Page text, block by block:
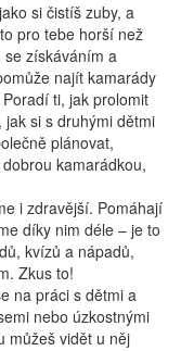
si čistíš zuby, a
pro tebe horší než
se získáváním a
najít kamarády
ti, jak prolomit
jak si s druhými dětmi
plánovat,
kamarádkou,
i zdravější. Pomáhají
díky nim déle – je to
kvízů a nápadů,
Zkus to!
na práci s dětmi a
nebo úzkostnými
můžeš vidět u něj